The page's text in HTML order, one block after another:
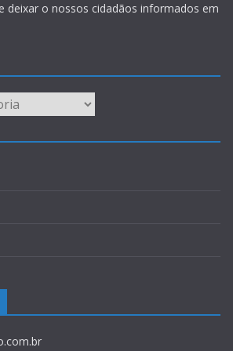
deixar o nossos cidadãos informados em